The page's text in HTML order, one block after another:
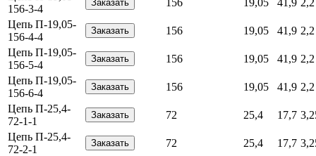
156-3-4
Цепь П-19,05-
156-4-4
156 19,05 41,9 2,2
Цепь П-19,05-
156-5-4
156 19,05 41,9 2,2
Цепь П-19,05-
156-6-4
156 19,05 41,9 2,2
Цепь П-25,4-
72-1-1
72 25,4 17,7
Цепь П-25,4-
72-2-1
72 25,4 17,7